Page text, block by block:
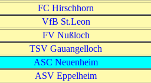
FC Hirschhorn
VfB St.Leon
FV Nußloch
TSV Gauangelloch
ASC Neuenheim
ASV Eppelheim